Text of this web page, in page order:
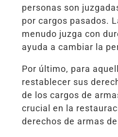
personas son
por cargos pasados.
menudo juzga con
ayuda a cambiar la
Por último, para
restablecer sus
de los cargos de
crucial en la
derechos de armas